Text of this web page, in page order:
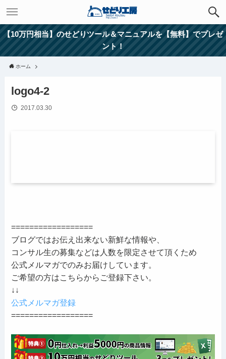
【10万円相当】のせどりツール＆マニュアルを【無料】でプレゼ
ント！
ホーム
logo4-2
2017.03.30
==================
ブログではお伝え出来ない新鮮な情報や、
コンサル生の募集などは人数を限定させて頂くため
公式メルマガでのみお届けしています。
ご希望の方はこちらからご登録下さい。
↓↓
公式メルマガ登録
==================